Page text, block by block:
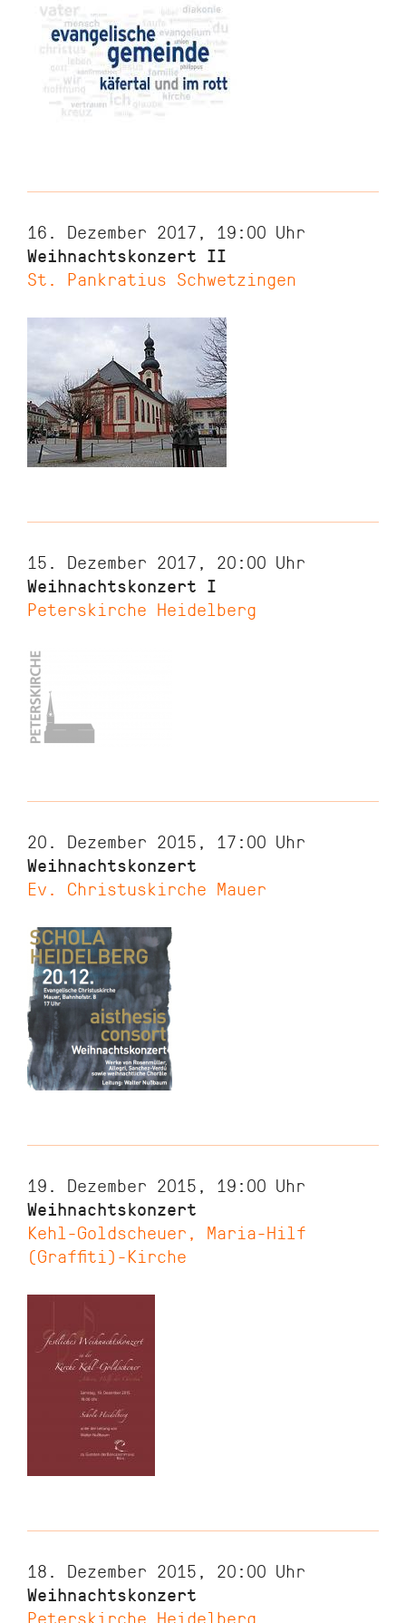
16. Dezember 2017, 19:00 Uhr
Weihnachtskonzert II
St. Pankratius Schwetzingen
15. Dezember 2017, 20:00 Uhr
Weihnachtskonzert I
Peterskirche Heidelberg
20. Dezember 2015, 17:00 Uhr
Weihnachtskonzert
Ev. Christuskirche Mauer
19. Dezember 2015, 19:00 Uhr
Weihnachtskonzert
Kehl-Goldscheuer, Maria-Hilf
(Graffiti)-Kirche
18. Dezember 2015, 20:00 Uhr
Weihnachtskonzert
Peterskirche Heidelberg